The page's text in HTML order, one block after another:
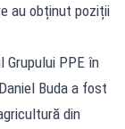
au obținut poziții
PPE în
Buda a fost
din